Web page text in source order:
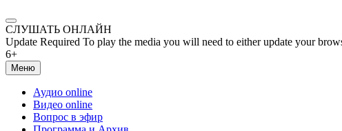
СЛУШАТЬ ОНЛАЙН
Update Required To play the media you will need to either update your
6+
Меню
Аудио online
Видео online
Вопрос в эфир